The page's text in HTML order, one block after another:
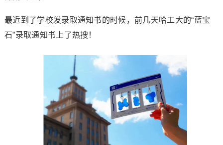
最近到了学校发录取通知书的时候，前几天哈工大的“蓝宝
石”录取通知书上了热搜！